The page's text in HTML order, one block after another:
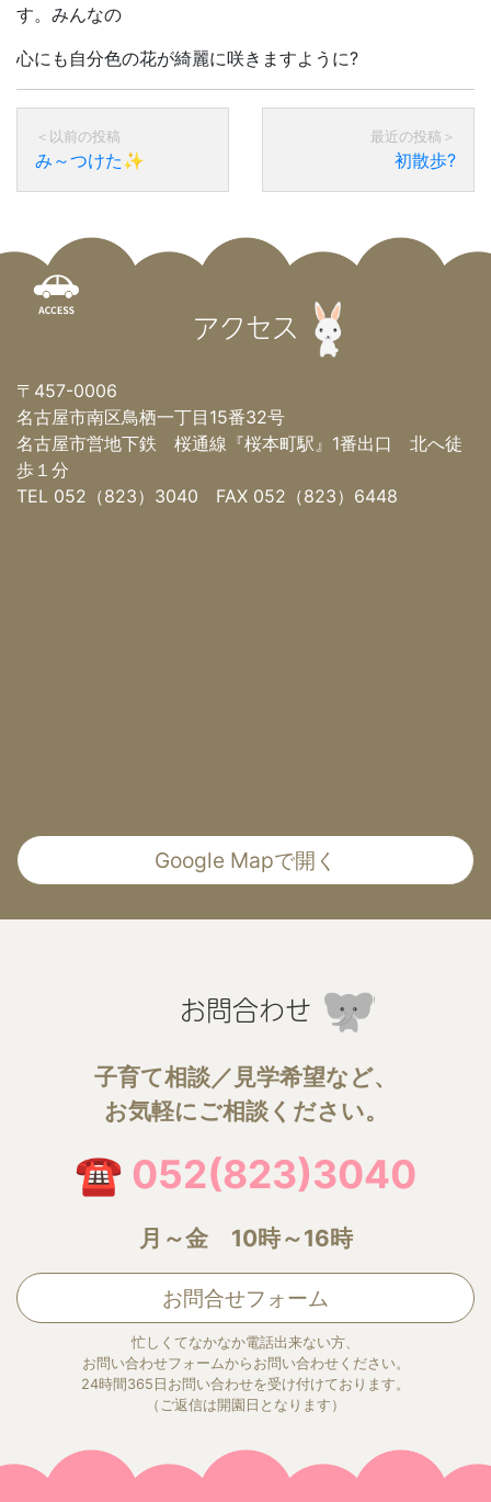
す。みんなの
心にも自分色の花が綺麗に咲きますように?
み～つけた✨ 初散歩?
アクセス
〒457-0006
名古屋市南区鳥栖一丁目15番32号
名古屋市営地下鉄 桜通線『桜本町駅』1番出口 北へ徒
歩１分
TEL 052（823）3040 FAX 052（823）6448
Google Mapで開く
お問合わせ
子育て相談／見学希望など、
お気軽にご相談ください。
☎ 052(823)3040
月～金 10時～16時
お問合せフォーム
忙しくてなかなか電話出来ない方、
お問い合わせフォームからお問い合わせください。
24時間365日お問い合わせを受け付けております。
（ご返信は開園日となります）